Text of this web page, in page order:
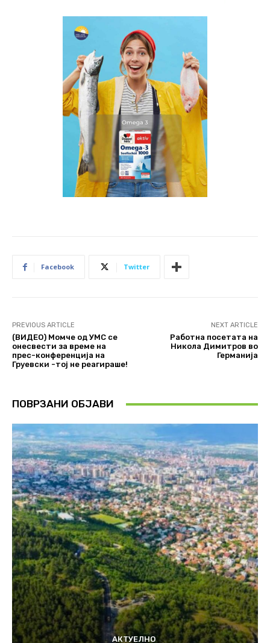
Facebook Twitter
PREVIOUS ARTICLE
(ВИДЕО) Момче од УМС се
онесвести за време на
прес-конференција на
Груевски -тој не реагираше!
NEXT ARTICLE
Работна посетата на
Никола Димитров во
Германија
ПОВРЗАНИ ОБЈАВИ
АКТУЕЛНО